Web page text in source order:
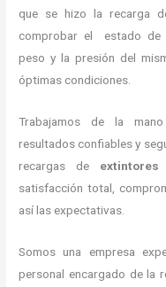
que se hizo la recarga
comprobar el estado de
peso y la presión del
óptimas condiciones.
Trabajamos de la
resultados confiables y
recargas de extintores
satisfacción total,
así las expectativas.
Somos una empresa
personal encargado de la